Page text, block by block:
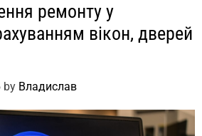
ремонту у
вікон, дверей
by Владислав